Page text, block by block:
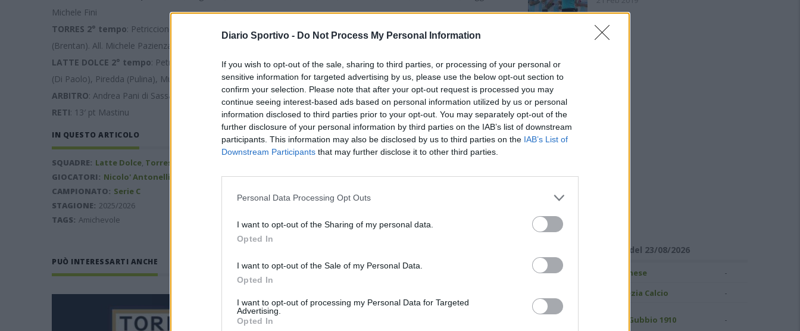
Diario Sportivo - Do Not Process My Personal Information
If you wish to opt-out of the sale, sharing to third parties, or processing of your personal or
sensitive information for targeted advertising by us, please use the below opt-out section to
confirm your selection. Please note that after your opt-out request is processed you may
continue seeing interest-based ads based on personal information utilized by us or personal
information disclosed to third parties prior to your opt-out. You may separately opt-out of the
further disclosure of your personal information by third parties on the IAB’s list of downstream
participants. This information may also be disclosed by us to third parties on the IAB’s List of
Downstream Participants that may further disclose it to other third parties.
Personal Data Processing Opt Outs
I want to opt-out of the Sharing of my personal data.
Opted In
I want to opt-out of the Sale of my Personal Data.
Opted In
I want to opt-out of processing my Personal Data for Targeted
Advertising.
Opted In
Michele Fini
TORRES 2° tempo: Petriccione; Idda, Stivanello, Fabriani; Lattanzio, Masala, Giorico, Carboni, Nunziatini; Lunghi; Fois
(Brentan). All. Michele Pazienza
LATTE DOLCE 2° tempo: Petricciuolo; Aiello, Pinna (Tuseddu), Cabeccia (Minnelli), Tesio (Asproni), Caferri, Bouabre
(Di Paolo), Piredda (Pulina), Muscas, Loru (Fiori), Ruggiu (Fini). All. Michele Fini
ARBITRO: Andrea Pani di Sassari. Assistenti: Pietro Fae e Cristian Puddu di Ozieri
RETI: 13′ pt Mastinu
IN QUESTO ARTICOLO
SQUADRE: Latte Dolce, Torres
GIOCATORI: Nicolo' Antonelli
CAMPIONATO: Serie C
STAGIONE: 2025/2026
TAGS: Amichevole
PUÒ INTERESSARTI ANCHE
RISULTATI DI SERIE C
Girone B - Giornata 1 del 23/08/2026
Campobasso Pianese -
Spezia Calcio -
Guidonia Montecelio
AS Gubbio 1910 -